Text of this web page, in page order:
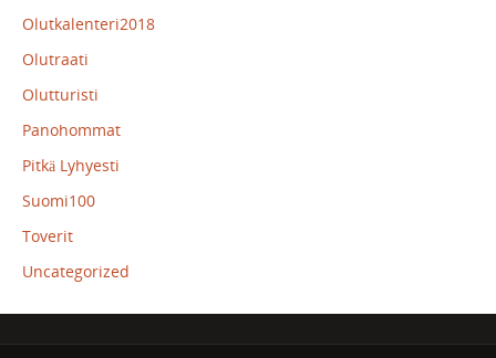
Olutkalenteri2018
Olutraati
Olutturisti
Panohommat
Pitkä Lyhyesti
Suomi100
Toverit
Uncategorized